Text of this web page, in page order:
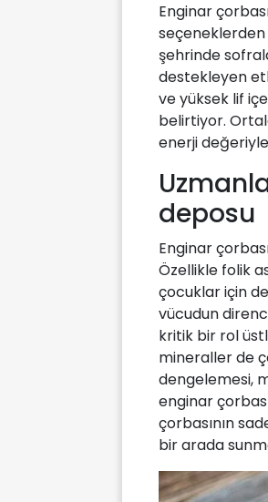
Enginar
şehrinde
destekleyen
ve yüksek lif
belirtiyor.
enerji
deposu
Enginar
Özellikle folik
çocuklar için
vücudun
kritik bir rol
mineraller de
dengelemesi,
enginar
çorbasının
bir arada